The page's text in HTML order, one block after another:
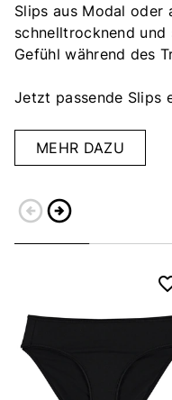
Slips aus Modal oder
schnelltrocknend und
Gefühl während des
Jetzt passende Slips
MEHR DAZU
arrow_circle_leftarrow_circle_right